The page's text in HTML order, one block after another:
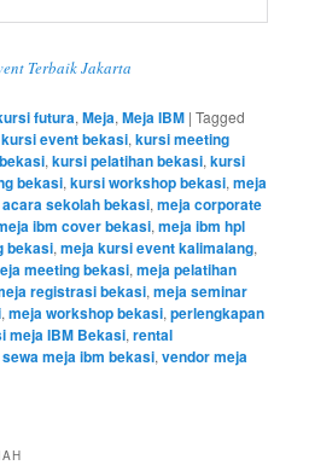
Terbaik Jakarta
futura,Meja,Meja IBM |Tagged
kursi event bekasi,kursi meeting
,kursi pelatihan bekasi,kursi
bekasi,kursi workshop bekasi,meja
sekolah bekasi,meja corporate
ibm cover bekasi,meja ibm hpl
bekasi,meja kursi event kalimalang,
meeting bekasi,meja pelatihan
registrasi bekasi,meja seminar
,meja workshop bekasi,perlengkapan
meja IBM Bekasi,rental
sewa meja ibm bekasi,vendor meja